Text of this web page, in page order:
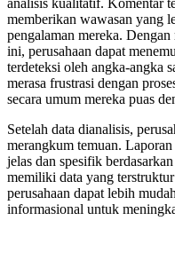
analisis kualitatif. Komentar
memberikan wawasan yang
pengalaman mereka.
ini, perusahaan dapat
terdeteksi oleh angka-angka
merasa frustrasi dengan
secara umum mereka puas
Setelah data dianalisis,
merangkum temuan.
jelas dan spesifik
memiliki data yang
perusahaan dapat lebih
informasional untuk